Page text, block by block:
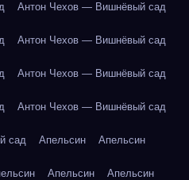
Антон Чехов — Вишнёвый сад
Антон Чехов — Вишнёвый сад
Антон Чехов — Вишнёвый сад
Антон Чехов — Вишнёвый сад
сад Апельсин Апельсин
Апельсин Апельсин